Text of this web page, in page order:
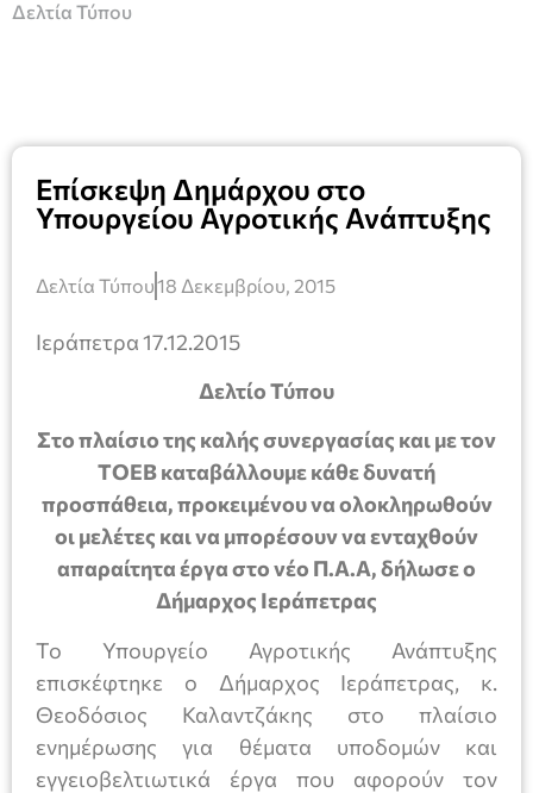
Δελτία Τύπου
Επίσκεψη Δημάρχου στο
Υπουργείου Αγροτικής Ανάπτυξης
Δελτία Τύπου18 Δεκεμβρίου, 2015
Ιεράπετρα 17.12.2015
Δελτίο Τύπου
Στο πλαίσιο της καλής συνεργασίας και με τον
ΤΟΕΒ καταβάλλουμε κάθε δυνατή
προσπάθεια, προκειμένου να ολοκληρωθούν
οι μελέτες και να μπορέσουν να ενταχθούν
απαραίτητα έργα στο νέο Π.Α.Α, δήλωσε ο
Δήμαρχος Ιεράπετρας
Το Υπουργείο Αγροτικής Ανάπτυξης
επισκέφτηκε ο Δήμαρχος Ιεράπετρας, κ.
Θεοδόσιος Καλαντζάκης στο πλαίσιο
ενημέρωσης για θέματα υποδομών και
εγγειοβελτιωτικά έργα που αφορούν τον